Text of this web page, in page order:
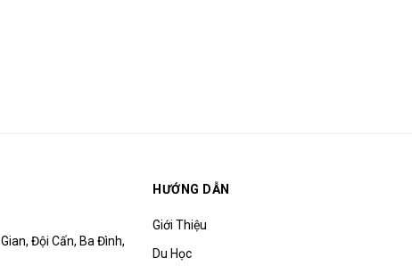
Đội Cấn, Ba Đình,
HƯỚNG DẪN
Giới Thiệu
Du Học